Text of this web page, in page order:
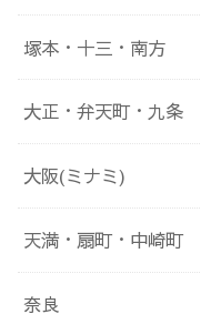
塚本・十三・南方
大正・弁天町・九条
大阪(ミナミ)
天満・扇町・中崎町
奈良